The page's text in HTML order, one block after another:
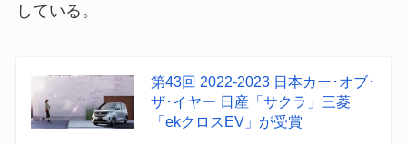
している。
第43回 2022-2023 日本カー･オブ･
ザ･イヤー 日産「サクラ」三菱
「ekクロスEV」が受賞